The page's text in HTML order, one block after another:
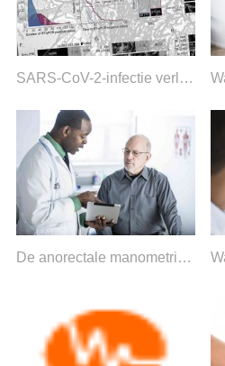
SARS-CoV-2-infectie verlengt virale uitscheiding en verlies van lymfocyten bij patiënten met kanker
De anorectale manometrieprocedure